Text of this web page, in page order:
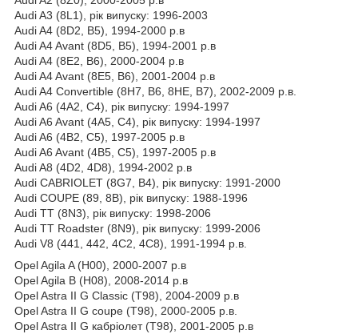
Audi A3 (8L1), рік випуску: 1996-2003
Audi A4 (8D2, B5), 1994-2000 р.в
Audi A4 Avant (8D5, B5), 1994-2001 р.в
Audi A4 (8E2, B6), 2000-2004 р.в
Audi A4 Avant (8E5, B6), 2001-2004 р.в
Audi A4 Convertible (8H7, B6, 8HE, B7), 2002-2009 р.в.
Audi A6 (4A2, C4), рік випуску: 1994-1997
Audi A6 Avant (4A5, C4), рік випуску: 1994-1997
Audi A6 (4B2, C5), 1997-2005 р.в
Audi A6 Avant (4B5, C5), 1997-2005 р.в
Audi A8 (4D2, 4D8), 1994-2002 р.в
Audi CABRIOLET (8G7, B4), рік випуску: 1991-2000
Audi COUPE (89, 8B), рік випуску: 1988-1996
Audi TT (8N3), рік випуску: 1998-2006
Audi TT Roadster (8N9), рік випуску: 1999-2006
Audi V8 (441, 442, 4C2, 4C8), 1991-1994 р.в.
Opel Agila A (H00), 2000-2007 р.в
Opel Agila B (H08), 2008-2014 р.в
Opel Astra II G Classic (T98), 2004-2009 р.в
Opel Astra II G coupe (T98), 2000-2005 р.в.
Opel Astra II G кабріолет (T98), 2001-2005 р.в